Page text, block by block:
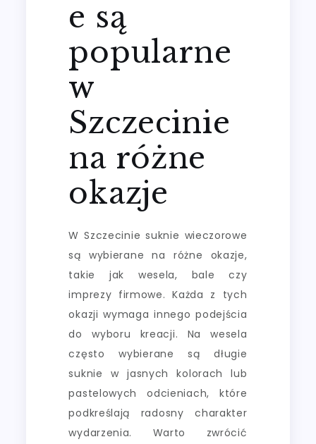
e są
popularne
w
Szczecinie
na różne
okazje
W Szczecinie suknie wieczorowe
są wybierane na różne okazje,
takie jak wesela, bale czy
imprezy firmowe. Każda z tych
okazji wymaga innego podejścia
do wyboru kreacji. Na wesela
często wybierane są długie
suknie w jasnych kolorach lub
pastelowych odcieniach, które
podkreślają radosny charakter
wydarzenia. Warto zwrócić